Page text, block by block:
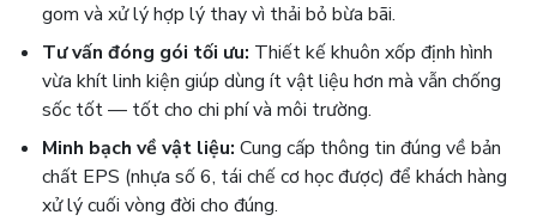
gom và xử lý hợp lý thay vì thải bỏ bừa bãi.
Tư vấn đóng gói tối ưu: Thiết kế khuôn xốp định hình
vừa khít linh kiện giúp dùng ít vật liệu hơn mà vẫn chống
sốc tốt — tốt cho chi phí và môi trường.
Minh bạch về vật liệu: Cung cấp thông tin đúng về bản
chất EPS (nhựa số 6, tái chế cơ học được) để khách hàng
xử lý cuối vòng đời cho đúng.